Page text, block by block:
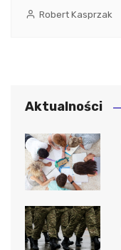
Robert Kasprzak
Aktualności